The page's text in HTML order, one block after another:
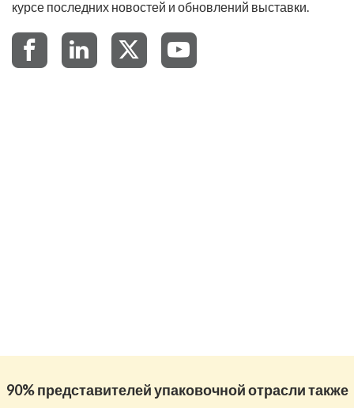
курсе последних новостей и обновлений выставки.
90% представителей упаковочной отрасли также